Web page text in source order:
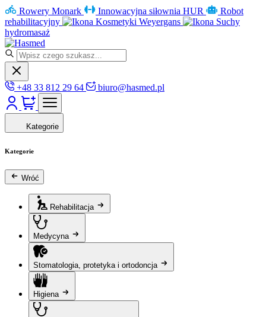
Rowery Monark Innowacyjna siłownia HUR
Robot
rehabilitacyjny
Kosmetyki Weyergans
Suchy
hydromasaż
+48 33 812 29 64 biuro@hasmed.pl
Kategorie
Kategorie
Wróć
Rehabilitacja
Medycyna
Stomatologia, protetyka i ortodoncja
Higiena